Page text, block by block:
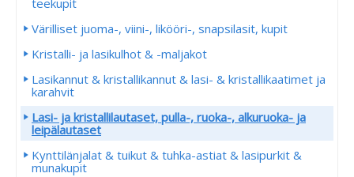
teekupit
Värilliset juoma-, viini-, likööri-, snapsilasit, kupit
Kristalli- ja lasikulhot & -maljakot
Lasikannut & kristallikannut & lasi- & kristallikaatimet ja
karahvit
Lasi- ja kristallilautaset, pulla-, ruoka-, alkuruoka- ja
leipälautaset
Kynttilänjalat & tuikut & tuhka-astiat & lasipurkit &
munakupit